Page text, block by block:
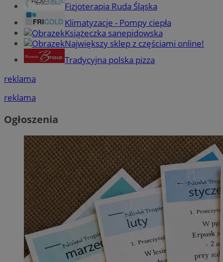
Fizjoterapia Ruda Śląska
Klimatyzacje - Pompy ciepła
Książeczka sanepidowska
Największy sklep z częściami online!
Tradycyjna polska pizza
reklama
reklama
Ogłoszenia